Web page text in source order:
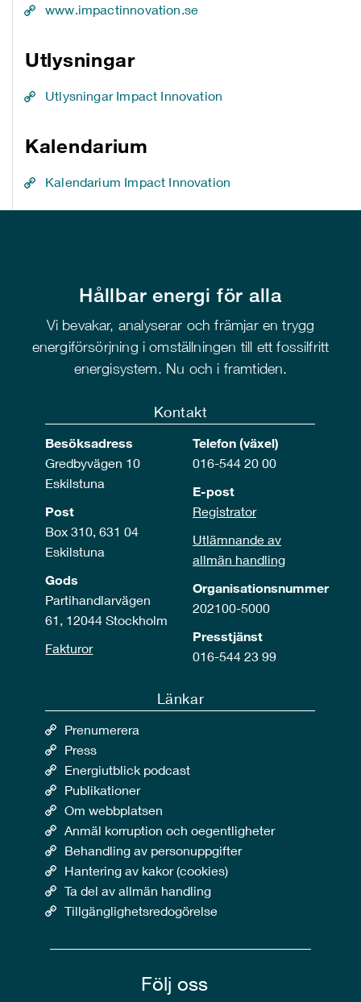
www.impactinnovation.se
Utlysningar
Utlysningar Impact Innovation
Kalendarium
Kalendarium Impact Innovation
Hållbar energi för alla
Vi bevakar, analyserar och främjar en trygg
energiförsörjning i omställningen till ett fossilfritt
energisystem. Nu och i framtiden.
Kontakt
Besöksadress
Gredbyvägen 10
Eskilstuna
Post
Box 310, 631 04
Eskilstuna
Gods
Partihandlarvägen
61, 12044 Stockholm
Fakturor
Telefon (växel)
016-544 20 00
E-post
Registrator
Utlämnande av
allmän handling
Organisationsnummer
202100-5000
Presstjänst
016-544 23 99
Länkar
Prenumerera
Press
Energiutblick podcast
Publikationer
Om webbplatsen
Anmäl korruption och oegentligheter
Behandling av personuppgifter
Hantering av kakor (cookies)
Ta del av allmän handling
Tillgänglighetsredogörelse
Följ oss